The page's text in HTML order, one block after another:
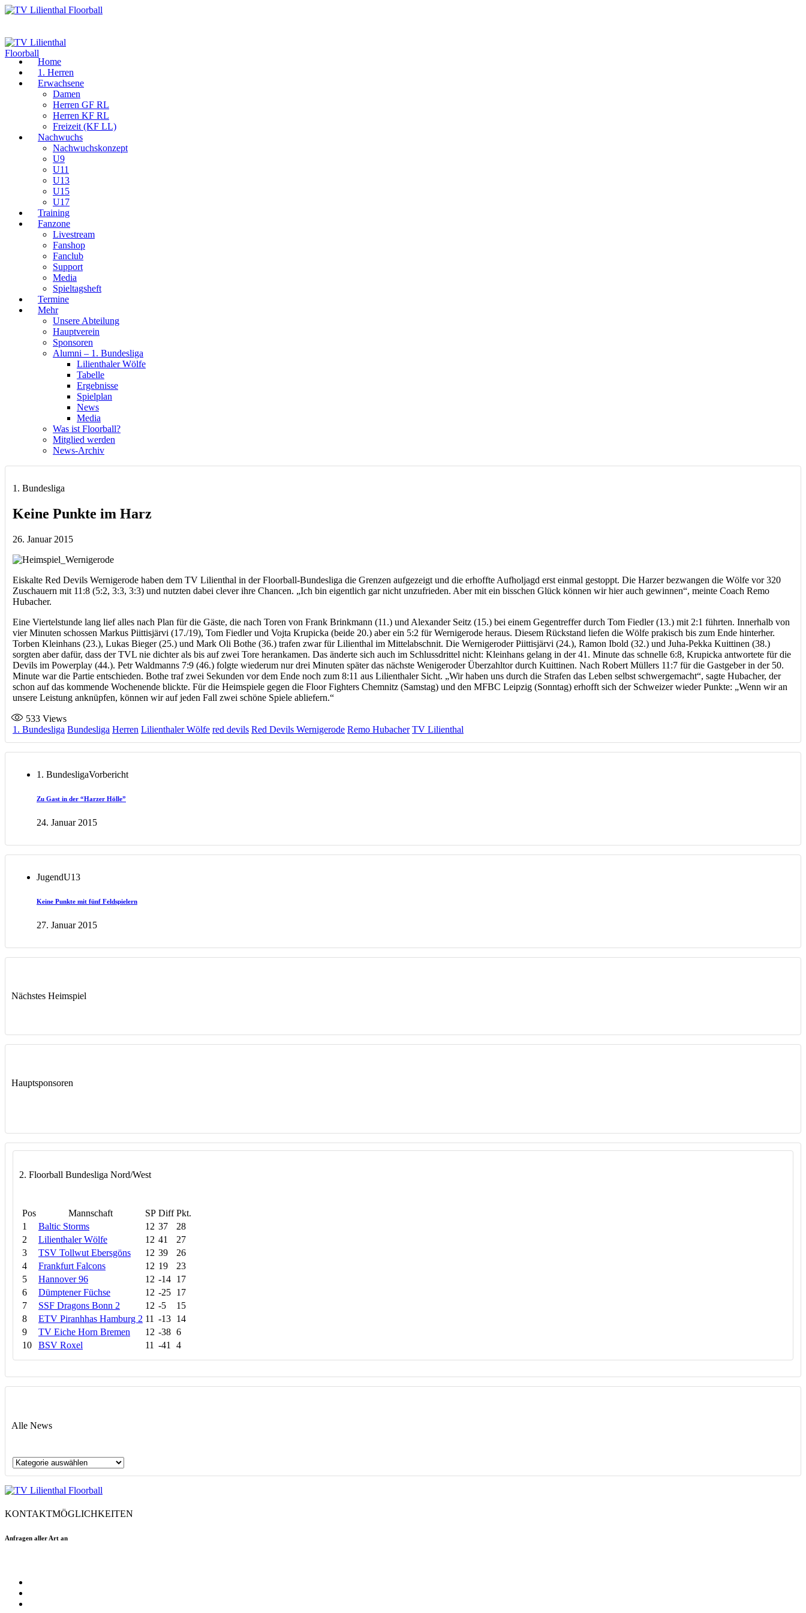
Home
1. Herren
Erwachsene
Damen
Herren GF RL
Herren KF RL
Freizeit (KF LL)
Nachwuchs
Nachwuchskonzept
U9
U11
U13
U15
U17
Training
Fanzone
Livestream
Fanshop
Fanclub
Support
Media
Spieltagsheft
Termine
Mehr
Unsere Abteilung
Hauptverein
Sponsoren
Alumni – 1. Bundesliga
Lilienthaler Wölfe
Tabelle
Ergebnisse
Spielplan
News
Media
Was ist Floorball?
Mitglied werden
News-Archiv
1. Bundesliga
Keine Punkte im Harz
26. Januar 2015
Eiskalte Red Devils Wernigerode haben dem TV Lilienthal in der Floorball-Bundesliga die Grenzen aufgezeigt und die erhoffte Aufholjagd erst einmal gestoppt. Die Harzer bezwangen die Wölfe vor 320
Zuschauern mit 11:8 (5:2, 3:3, 3:3) und nutzten dabei clever ihre Chancen. „Ich bin eigentlich gar nicht unzufrieden. Aber mit ein bisschen Glück können wir hier auch gewinnen“, meinte Coach Remo
Hubacher.
Eine Viertelstunde lang lief alles nach Plan für die Gäste, die nach Toren von Frank Brinkmann (11.) und Alexander Seitz (15.) bei einem Gegentreffer durch Tom Fiedler (13.) mit 2:1 führten. Innerhalb von
vier Minuten schossen Markus Piittisjärvi (17./19), Tom Fiedler und Vojta Krupicka (beide 20.) aber ein 5:2 für Wernigerode heraus. Diesem Rückstand liefen die Wölfe prakisch bis zum Ende hinterher.
Torben Kleinhans (23.), Lukas Bieger (25.) und Mark Oli Bothe (36.) trafen zwar für Lilienthal im Mittelabschnit. Die Wernigeroder Piittisjärvi (24.), Ramon Ibold (32.) und Juha-Pekka Kuittinen (38.)
sorgten aber dafür, dass der TVL nie dichter als bis auf zwei Tore herankamen. Das änderte sich auch im Schlussdrittel nicht: Kleinhans gelang in der 41. Minute das schnelle 6:8, Krupicka antwortete für die
Devils im Powerplay (44.). Petr Waldmanns 7:9 (46.) folgte wiederum nur drei Minuten später das nächste Wenigeroder Überzahltor durch Kuittinen. Nach Robert Müllers 11:7 für die Gastgeber in der 50.
Minute war die Partie entschieden. Bothe traf zwei Sekunden vor dem Ende noch zum 8:11 aus Lilienthaler Sicht. „Wir haben uns durch die Strafen das Leben selbst schwergemacht“, sagte Hubacher, der
schon auf das kommende Wochenende blickte. Für die Heimspiele gegen die Floor Fighters Chemnitz (Samstag) und den MFBC Leipzig (Sonntag) erhofft sich der Schweizer wieder Punkte: „Wenn wir an
unsere Leistung anknüpfen, können wir auf jeden Fall zwei schöne Spiele abliefern.“
533 Views
1. Bundesliga Bundesliga Herren Lilienthaler Wölfe red devils Red Devils Wernigerode Remo Hubacher TV Lilienthal
1. BundesligaVorbericht
Zu Gast in der “Harzer Hölle”
24. Januar 2015
JugendU13
Keine Punkte mit fünf Feldspielern
27. Januar 2015
Nächstes Heimspiel
Hauptsponsoren
2. Floorball Bundesliga Nord/West
Pos Mannschaft SP Diff Pkt.
1
Baltic Storms 12 37
28
2
Lilienthaler Wölfe 12 41
27
3
TSV Tollwut Ebersgöns 12 39
26
4
Frankfurt Falcons 12 19
23
5
Hannover 96 12 -14 17
6
Dümptener Füchse 12 -25 17
7
SSF Dragons Bonn 2 12 -5
15
8
ETV Piranhhas Hamburg 2 11 -13 14
9
TV Eiche Horn Bremen 12 -38 6
10
BSV Roxel 11 -41 4
Alle News
Alle
KONTAKTMÖGLICHKEITEN
Anfragen aller Art an